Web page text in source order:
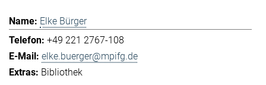
Elke Bürger
+49 221 2767-108
elke.buerger@mpifg.de
Bibliothek